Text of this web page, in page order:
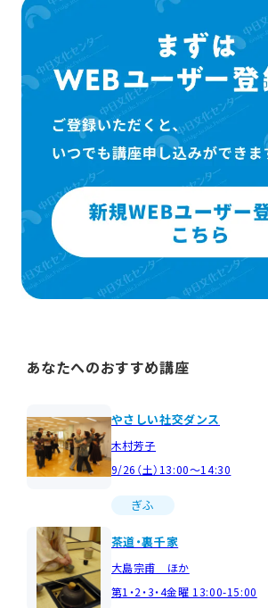
あなたへのおすすめ講座
やさしい社交ダンス
木村芳子
9/26（土）13:00～14:30
ぎふ
茶道・裏千家
大島宗甫 ほか
第1・2・3・4金曜 13:00-15:00